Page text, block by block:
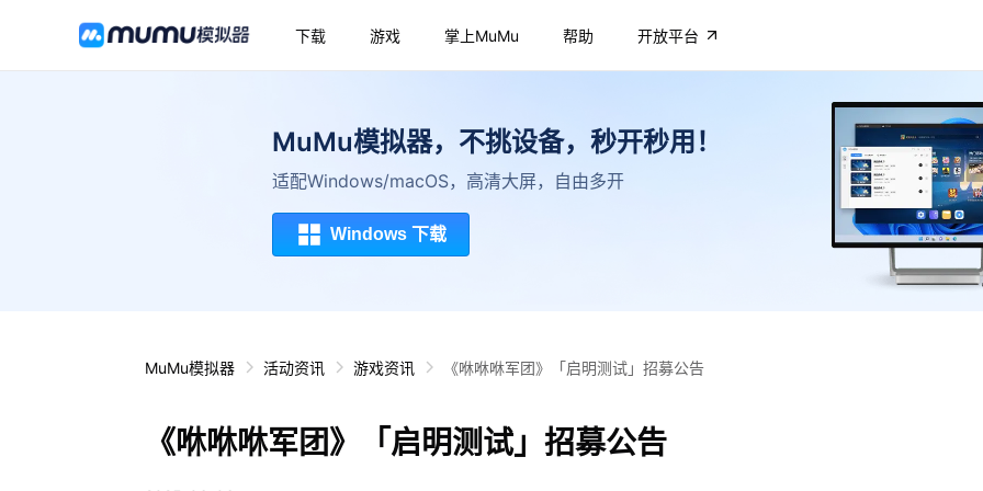
下载 游戏 掌上MuMu 帮助 开放平台
MuMu模拟器，不挑设备，秒开秒用！
适配Windows/macOS，高清大屏，自由多开
Windows 下载
MuMu模拟器 活动资讯 游戏资讯 《咻咻咻军团》「启明测试」招募公告
《咻咻咻军团》「启明测试」招募公告